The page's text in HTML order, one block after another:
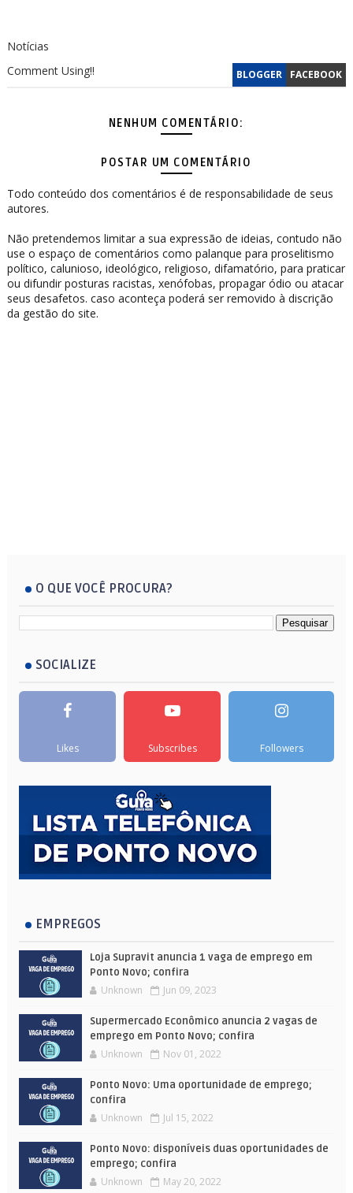
Notícias
BLOGGER FACEBOOK
Comment Using!!
NENHUM COMENTÁRIO:
POSTAR UM COMENTÁRIO
Todo conteúdo dos comentários é de responsabilidade de seus
autores.
Não pretendemos limitar a sua expressão de ideias, contudo não
use o espaço de comentários como palanque para proselitismo
político, calunioso, ideológico, religioso, difamatório, para praticar
ou difundir posturas racistas, xenófobas, propagar ódio ou atacar
seus desafetos. caso aconteça poderá ser removido à discrição
da gestão do site.
O QUE VOCÊ PROCURA?
SOCIALIZE
Likes Subscribes Followers
EMPREGOS
Loja Supravit anuncia 1 vaga de emprego em
Ponto Novo; confira
Unknown Jun 09, 2023
Supermercado Econômico anuncia 2 vagas de
emprego em Ponto Novo; confira
Unknown Nov 01, 2022
Ponto Novo: Uma oportunidade de emprego;
confira
Unknown Jul 15, 2022
Ponto Novo: disponíveis duas oportunidades de
emprego; confira
Unknown May 20, 2022